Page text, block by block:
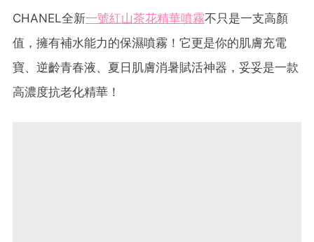
CHANEL全新一號紅山茶花精華噴霧不只是一支高顏
值，擁有補水能力的保濕噴霧！它更是你的肌膚充電
寶、逆齡青春液、夏日肌膚消暑賦活神器，妥妥是一款
高濃度抗老化精華！